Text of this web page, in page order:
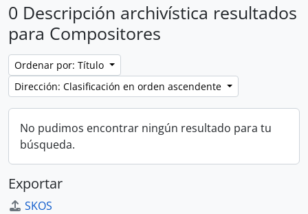
0 Descripción archivística resultados
para Compositores
Ordenar por: Título
Dirección: Clasificación en orden ascendente
No pudimos encontrar ningún resultado para tu
búsqueda.
Exportar
SKOS